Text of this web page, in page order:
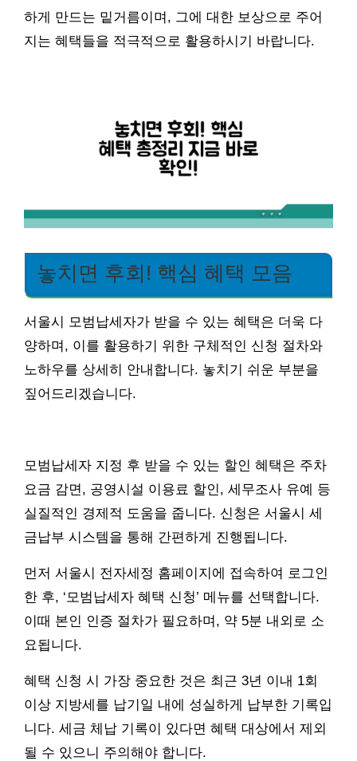
하게 만드는 밑거름이며, 그에 대한 보상으로 주어
지는 혜택들을 적극적으로 활용하시기 바랍니다.
놓치면 후회! 핵심 혜택 모음
서울시 모범납세자가 받을 수 있는 혜택은 더욱 다
양하며, 이를 활용하기 위한 구체적인 신청 절차와
노하우를 상세히 안내합니다. 놓치기 쉬운 부분을
짚어드리겠습니다.
모범납세자 지정 후 받을 수 있는 할인 혜택은 주차
요금 감면, 공영시설 이용료 할인, 세무조사 유예 등
실질적인 경제적 도움을 줍니다. 신청은 서울시 세
금납부 시스템을 통해 간편하게 진행됩니다.
먼저 서울시 전자세정 홈페이지에 접속하여 로그인
한 후, ‘모범납세자 혜택 신청’ 메뉴를 선택합니다.
이때 본인 인증 절차가 필요하며, 약 5분 내외로 소
요됩니다.
혜택 신청 시 가장 중요한 것은 최근 3년 이내 1회
이상 지방세를 납기일 내에 성실하게 납부한 기록입
니다. 세금 체납 기록이 있다면 혜택 대상에서 제외
될 수 있으니 주의해야 합니다.